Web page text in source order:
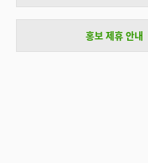
홍보 제휴 안내